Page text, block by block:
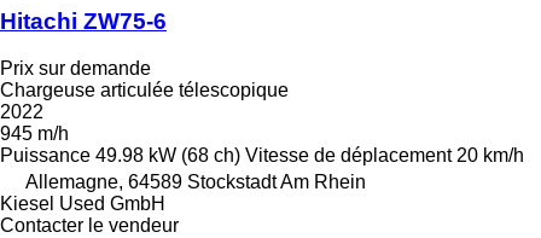
Hitachi ZW75-6
Prix sur demande
Chargeuse articulée télescopique
2022
945 m/h
Puissance 49.98 kW (68 ch) Vitesse de déplacement 20 km/h
Allemagne, 64589 Stockstadt Am Rhein
Kiesel Used GmbH
Contacter le vendeur